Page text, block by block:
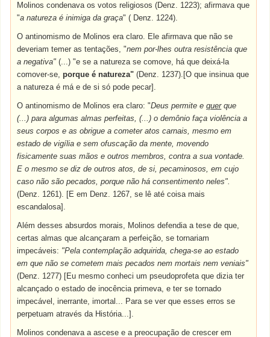
Molinos condenava os votos religiosos (Denz. 1223); afirmava que
"a natureza é inimiga da graça" ( Denz. 1224).
O antinomismo de Molinos era claro. Ele afirmava que não se
deveriam temer as tentações, "nem por-lhes outra resistência que
a negativa"(...) "e se a natureza se comove, há que deixá-la
comover-se,porque é natureza" (Denz. 1237).[O que insinua que
a natureza é má e de si só pode pecar].
O antinomismo de Molinos era claro: "Deus permite equerque
(...) para algumas almas perfeitas, (...) o demônio faça violência a
seus corpos e as obrigue a cometer atos carnais, mesmo em
estado de vigília e sem ofuscação da mente, movendo
fisicamente suas mãos e outros membros, contra a sua vontade.
E o mesmo se diz de outros atos, de si, pecaminosos, em cujo
caso não são pecados, porque não há consentimento neles".
(Denz. 1261). [E em Denz. 1267, se lê até coisa mais
escandalosa].
Além desses absurdos morais, Molinos defendia a tese de que,
certas almas que alcançaram a perfeição, se tornariam
impecáveis: "Pela contemplação adquirida, chega-se ao estado
em que não se cometem mais pecados nem mortais nem veniais"
(Denz. 1277) [Eu mesmo conheci um pseudoprofeta que dizia ter
alcançado o estado de inocência primeva, e ter se tornado
impecável, inerrante, imortal... Para se ver que esses erros se
perpetuam através da História...].
Molinos condenava a ascese e a preocupação de crescer em